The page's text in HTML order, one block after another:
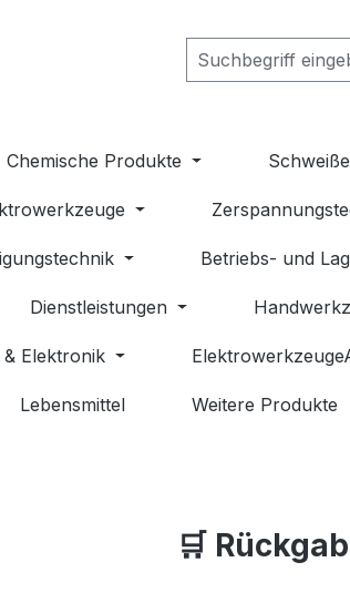
Chemische Produkte
Betriebs- und
Dienstleistungen
Elektronik
Lebensmittel Weitere Produkte
🛒